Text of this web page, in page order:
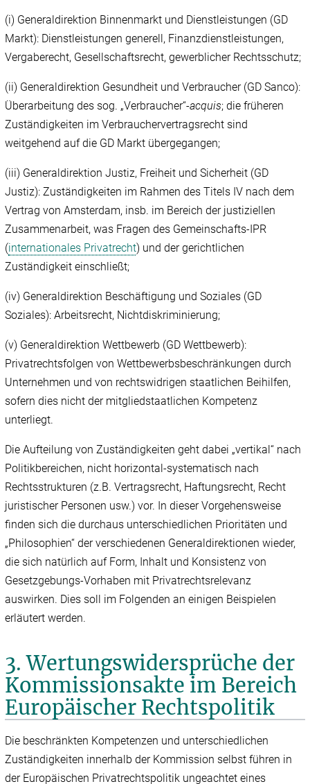
(i) Generaldirektion Binnenmarkt und Dienstleistungen (GD
Markt): Dienstleistungen generell, Finanzdienstleistungen,
Vergaberecht, Gesellschaftsrecht, gewerblicher Rechtsschutz;
(ii) Generaldirektion Gesundheit und Verbraucher (GD Sanco):
Überarbeitung des sog. „Verbraucher“-acquis; die früheren
Zuständigkeiten im Verbrauchervertragsrecht sind
weitgehend auf die GD Markt übergegangen;
(iii) Generaldirektion Justiz, Freiheit und Sicherheit (GD
Justiz): Zuständigkeiten im Rahmen des Titels IV nach dem
Vertrag von Amsterdam, insb. im Bereich der justiziellen
Zusammenarbeit, was Fragen des Gemeinschafts-IPR
(internationales Privatrecht) und der gerichtlichen
Zuständigkeit einschließt;
(iv) Generaldirektion Beschäftigung und Soziales (GD
Soziales): Arbeitsrecht, Nichtdiskriminierung;
(v) Generaldirektion Wettbewerb (GD Wettbewerb):
Privatrechtsfolgen von Wettbewerbsbeschränkungen durch
Unternehmen und von rechtswidrigen staatlichen Beihilfen,
sofern dies nicht der mitgliedstaatlichen Kompetenz
unterliegt.
Die Aufteilung von Zuständigkeiten geht dabei „vertikal“ nach
Politikbereichen, nicht horizontal-systematisch nach
Rechtsstrukturen (z.B. Vertragsrecht, Haftungsrecht, Recht
juristischer Personen usw.) vor. In dieser Vorgehensweise
finden sich die durchaus unterschiedlichen Prioritäten und
„Philosophien“ der verschiedenen Generaldirektionen wieder,
die sich natürlich auf Form, Inhalt und Konsistenz von
Gesetzgebungs-Vorhaben mit Privatrechtsrelevanz
auswirken. Dies soll im Folgenden an einigen Beispielen
erläutert werden.
3. Wertungswidersprüche der
Kommissionsakte im Bereich
Europäischer Rechtspolitik
Die beschränkten Kompetenzen und unterschiedlichen
Zuständigkeiten innerhalb der Kommission selbst führen in
der Europäischen Privatrechtspolitik ungeachtet eines